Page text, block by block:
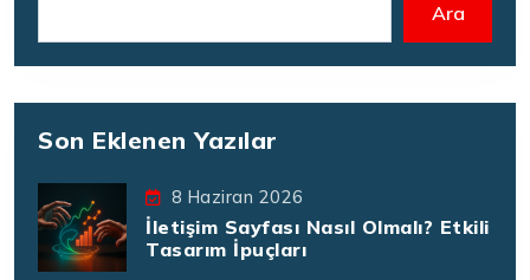
Ara
Son Eklenen Yazılar
8 Haziran 2026
İletişim Sayfası Nasıl Olmalı? Etkili
Tasarım İpuçları